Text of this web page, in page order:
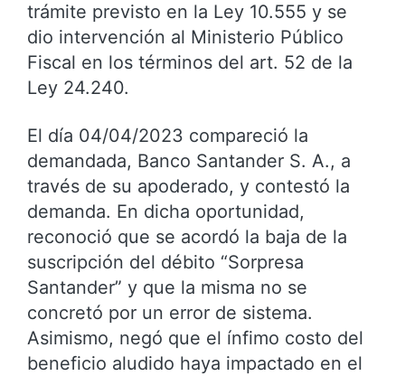
trámite previsto en la Ley 10.555 y se
dio intervención al Ministerio Público
Fiscal en los términos del art. 52 de la
Ley 24.240.
El día 04/04/2023 compareció la
demandada, Banco Santander S. A., a
través de su apoderado, y contestó la
demanda. En dicha oportunidad,
reconoció que se acordó la baja de la
suscripción del débito “Sorpresa
Santander” y que la misma no se
concretó por un error de sistema.
Asimismo, negó que el ínfimo costo del
beneficio aludido haya impactado en el